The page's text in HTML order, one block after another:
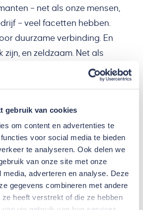
gebruik van cookies
om content en advertenties te
voor social media te bieden
te analyseren. Ook delen we
van onze site met onze
adverteren en analyse. Deze
gegevens combineren met andere
ze heeft verstrekt of die ze hebben
– net als onze mensen,
– veel facetten hebben.
duurzame verbinding. En
zijn, en zeldzaam. Net als
bestaan. En omdat
zijn en we ze net zo
partners.